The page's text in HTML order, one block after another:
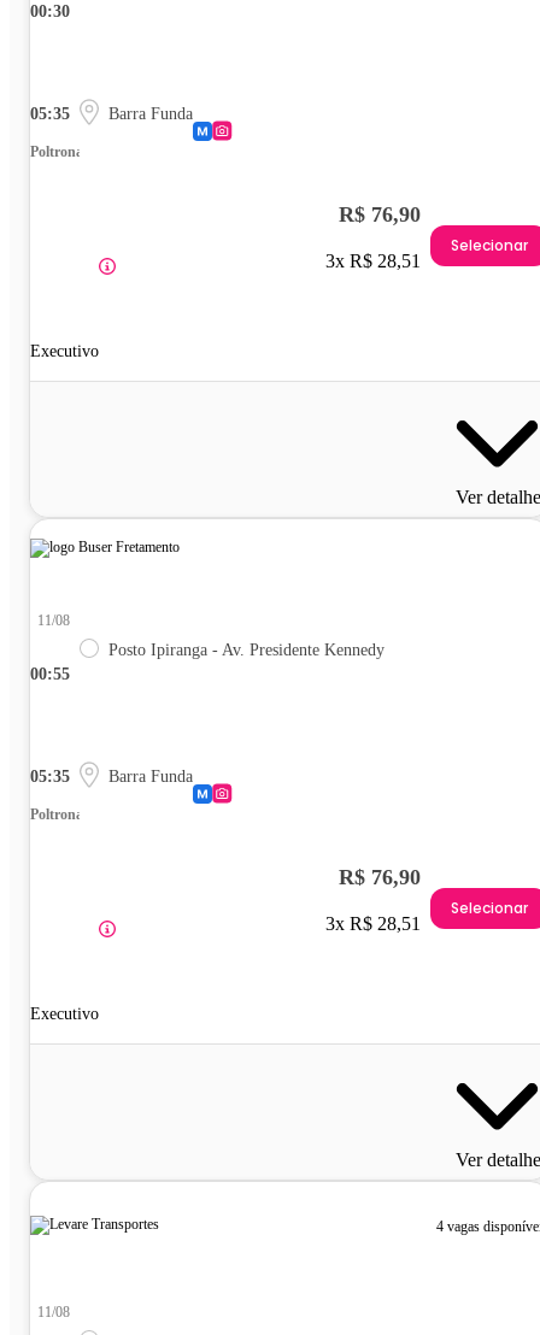
00:30
05:35 Barra Funda
Poltrona
Executivo
R$ 76,90
3x R$ 28,51
Selecionar
Ver
00:55
11/08
Posto Ipiranga - Av. Presidente Kennedy
05:35 Barra Funda
Poltrona
Executivo
R$ 76,90
3x R$ 28,51
Selecionar
Ver
4 vagas
11/08